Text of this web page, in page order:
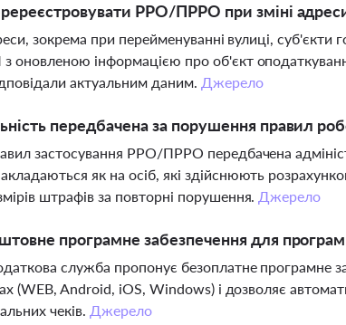
РРО/ПРРО при зміні
зокрема при перейменуванні вулиці, суб'єкти
інформацією про об'єкт
актуальним даним. Джерело
передбачена за порушення правил
застосування РРО/ПРРО передбачена
як на осіб, які здійснюють
штрафів за повторні порушення. Джерело
програмне забезпечення для
служба пропонує безоплатне програмне
(WEB, Android, iOS, Windows) і дозволяє
чеків. Джерело